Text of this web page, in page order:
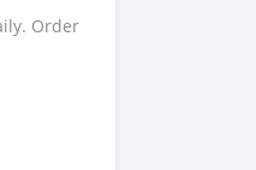
Order